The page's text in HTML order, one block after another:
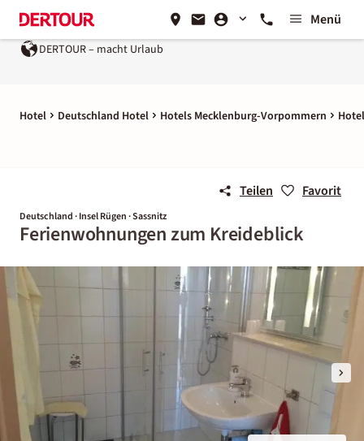
Menü
DERTOUR – macht Urlaub
Hotel Deutschland Hotel Hotels Mecklenburg-Vorpommern
Teilen Favorit
Deutschland · Insel Rügen · Sassnitz
Ferienwohnungen zum Kreideblick